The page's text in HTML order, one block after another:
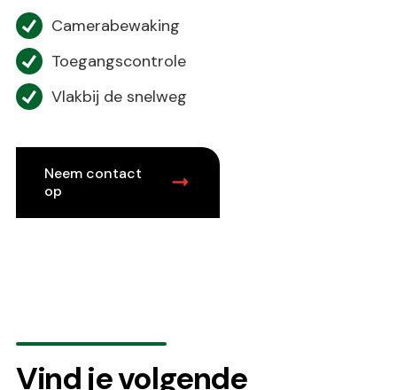
Camerabewaking
Toegangscontrole
Vlakbij de snelweg
Neem contact
op
Vind je volgende